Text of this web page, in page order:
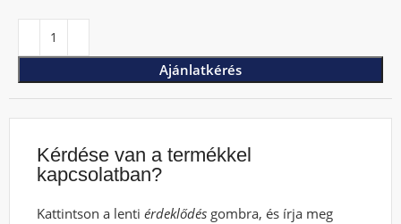
Ajánlatkérés
Kérdése van a termékkel
kapcsolatban?
Kattintson a lentiérdeklődés gombra, és írja meg